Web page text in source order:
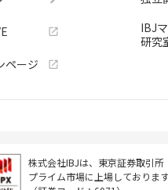
ページ
IBJ
研究
株式会社IBJは、東京証券取引所
プライム市場に上場しております